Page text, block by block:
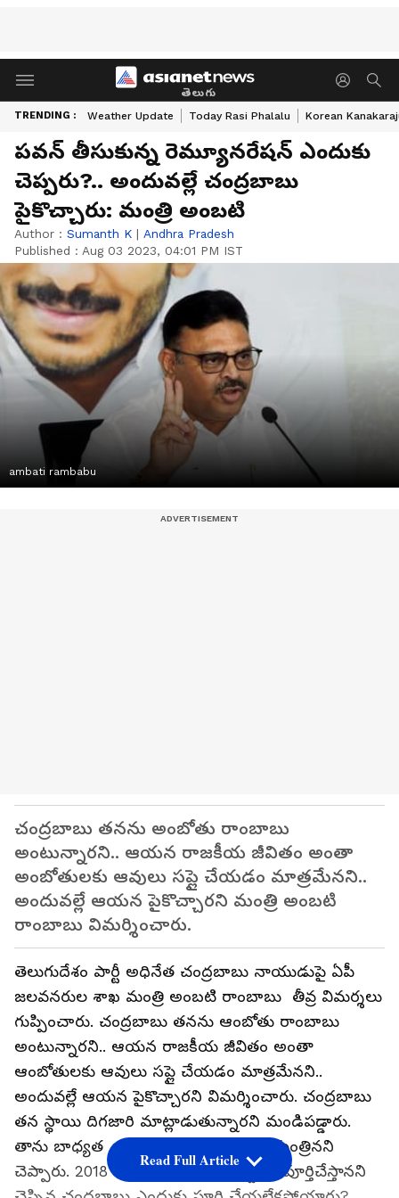
తెలుగు
TRENDING : Weather Update Today Rasi Phalalu Korean
పవన్ తీసుకున్న రెమ్యూనరేషన్ ఎందుకు
చెప్పరు?.. అందువల్లే చంద్రబాబు
పైకొచ్చారు: మంత్రి అంబటి
Author : Sumanth K | Andhra Pradesh
Published : Aug 03 2023, 04:01 PM IST
ambati rambabu
చంద్రబాబు తనను అంబోతు రాంబాబు
అంటున్నారని.. ఆయన రాజకీయ జీవితం అంతా
అంబోతులకు ఆవులు సప్లై చేయడం మాత్రమేనని..
అందువల్లే ఆయన పైకొచ్చారని మంత్రి అంబటి
రాంబాబు విమర్శించారు.
తెలుగుదేశం పార్టీ అధినేత చంద్రబాబు నాయుడుపై ఏపీ
జలవనరుల శాఖ మంత్రి అంబటి రాంబాబు తీవ్ర విమర్శలు
గుప్పించారు. చంద్రబాబు తనను ఆంబోతు రాంబాబు
అంటున్నారని.. ఆయన రాజకీయ జీవితం అంతా
ఆంబోతులకు ఆవులు సప్లై చేయడం మాత్రమేనని..
అందువల్లే ఆయన పైకొచ్చారని విమర్శించారు. చంద్రబాబు
తన స్థాయి దిగజారి మాట్లాడుతున్నారని మండిపడ్డారు.
తాను బాధ్యత కలిగిన జలవనరుల శాఖ మంత్రినని
చెప్పారు. 2018 వరకు పోలవరం ప్రాజెక్టును పూర్తిచేస్తానని
Read Full Article